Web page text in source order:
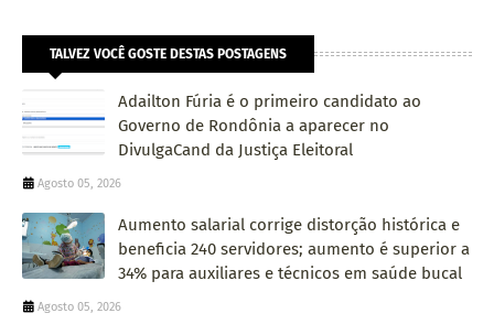
TALVEZ VOCÊ GOSTE DESTAS POSTAGENS
Adailton Fúria é o primeiro candidato ao
Governo de Rondônia a aparecer no
DivulgaCand da Justiça Eleitoral
Agosto 05, 2026
Aumento salarial corrige distorção histórica e
beneficia 240 servidores; aumento é superior a
34% para auxiliares e técnicos em saúde bucal
Agosto 05, 2026